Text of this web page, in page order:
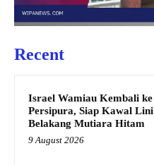
Recent
Israel Wamiau Kembali ke
Persipura, Siap Kawal Lini
Belakang Mutiara Hitam
9 August 2026